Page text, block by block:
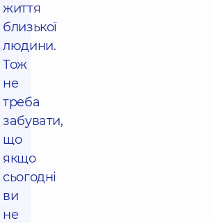
життя
близької
людини.
Тож
не
треба
забувати,
що
якщо
сьогодні
ви
не